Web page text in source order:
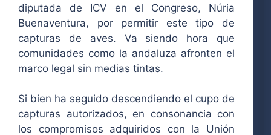
diputada de ICV en el Congreso, Núria
Buenaventura, por permitir este tipo de
capturas de aves. Va siendo hora que
comunidades como la andaluza afronten el
marco legal sin medias tintas.
Si bien ha seguido descendiendo el cupo de
capturas autorizados, en consonancia con
los compromisos adquiridos con la Unión